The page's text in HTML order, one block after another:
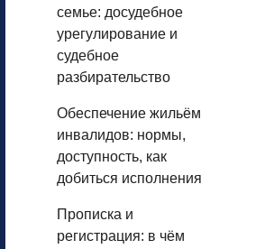
семье: досудебное
урегулирование и
судебное
разбирательство
Обеспечение жильём
инвалидов: нормы,
доступность, как
добиться исполнения
Прописка и
регистрация: в чём